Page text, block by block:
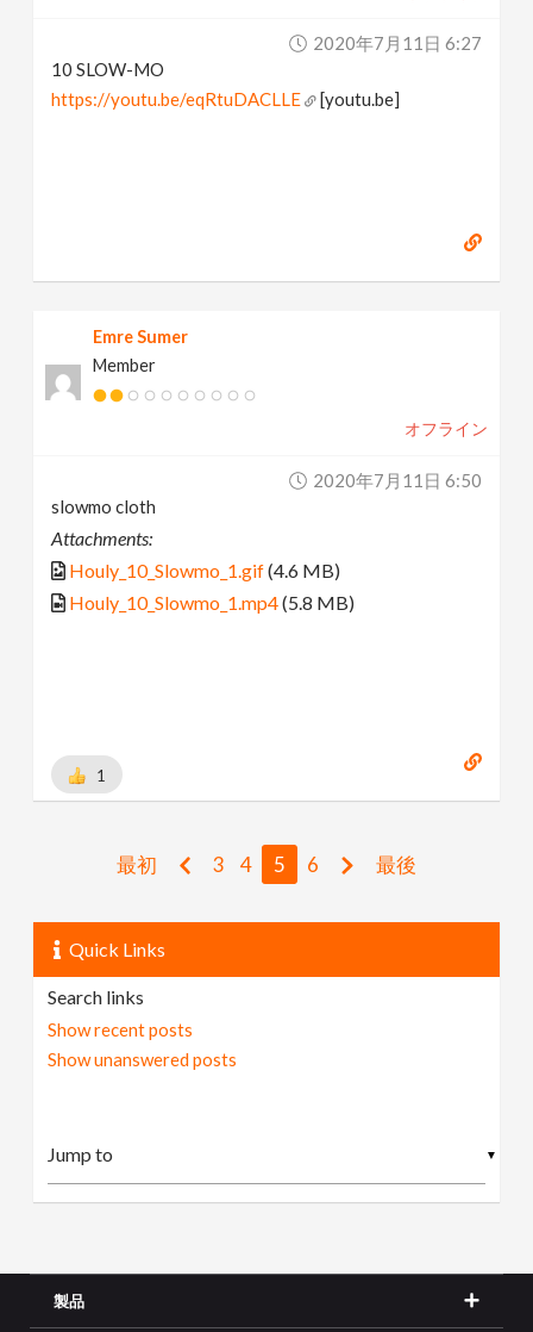
2020年7月11日 6:27
10 SLOW-MO
https://youtu.be/eqRtuDACLLE
[youtu.be]
Emre Sumer
Member
オフライン
2020年7月11日 6:50
slowmo cloth
Attachments:
Houly_10_Slowmo_1.gif(4.6 MB)
Houly_10_Slowmo_1.mp4(5.8 MB)
1
最初 3 4 5 6 最後
Quick Links
Search links
Show recent posts
Show unanswered posts
▼
製品